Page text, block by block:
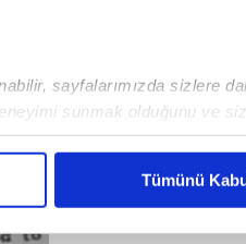
sayfalarımızda sizlere
sunmak olduğunu ve
reklamların maliyetlerimizi
Tümünü